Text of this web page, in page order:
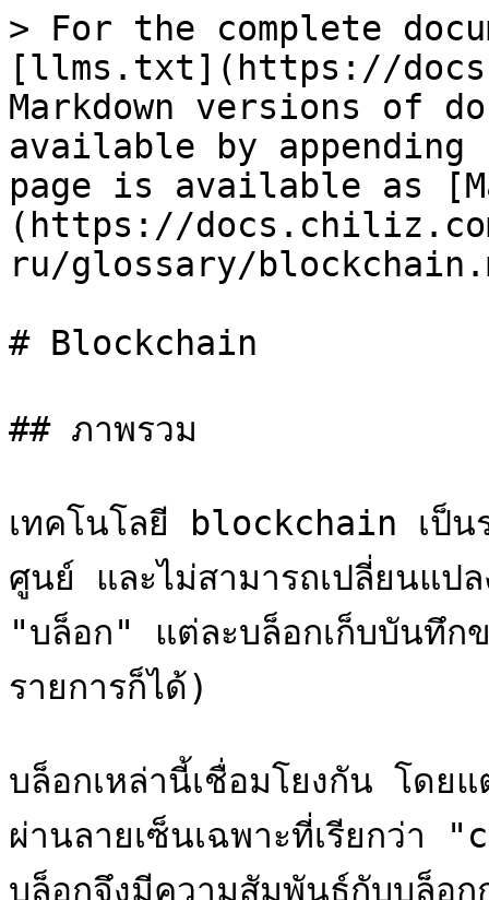
> For the complete
[llms.txt](https://
Markdown versions of
available by
page is available as
(https://
ru/glossary/
# Blockchain
## ภาพรวม
เทคโนโลยี blockchain เป็น
ศูนย์ และไม่สามารถเปลี่ยนแป
"บล็อก" แต่ละบล็อกเก็บบันทึก
รายการก็ได้)
บล็อกเหล่านี้เชื่อมโยงกัน โดย
ผ่านลายเซ็นเฉพาะที่เรียกว่
บล็อกจึงมีความสัมพันธ์กับบล็อก